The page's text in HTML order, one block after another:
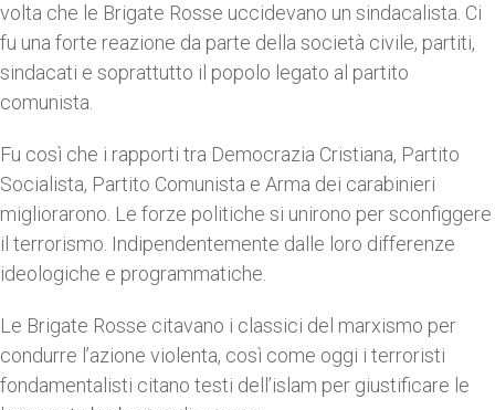
volta che le Brigate Rosse uccidevano un sindacalista. Ci
fu una forte reazione da parte della società civile, partiti,
sindacati e soprattutto il popolo legato al partito
comunista.
Fu così che i rapporti tra Democrazia Cristiana, Partito
Socialista, Partito Comunista e Arma dei carabinieri
migliorarono. Le forze politiche si unirono per sconfiggere
il terrorismo. Indipendentemente dalle loro differenze
ideologiche e programmatiche.
Le Brigate Rosse citavano i classici del marxismo per
condurre l’azione violenta, così come oggi i terroristi
fondamentalisti citano testi dell’islam per giustificare le